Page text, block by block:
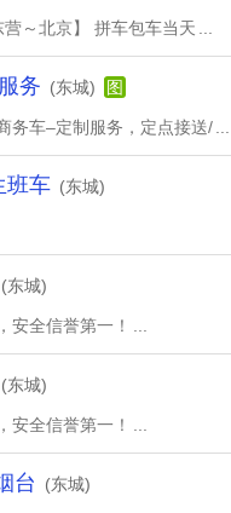
营～北京】 拼车包车当天
务 (东城) 图
务车–定制服务，定点接送/
班车 (东城)
(东城)
安全信誉第一！
(东城)
安全信誉第一！
台 (东城)